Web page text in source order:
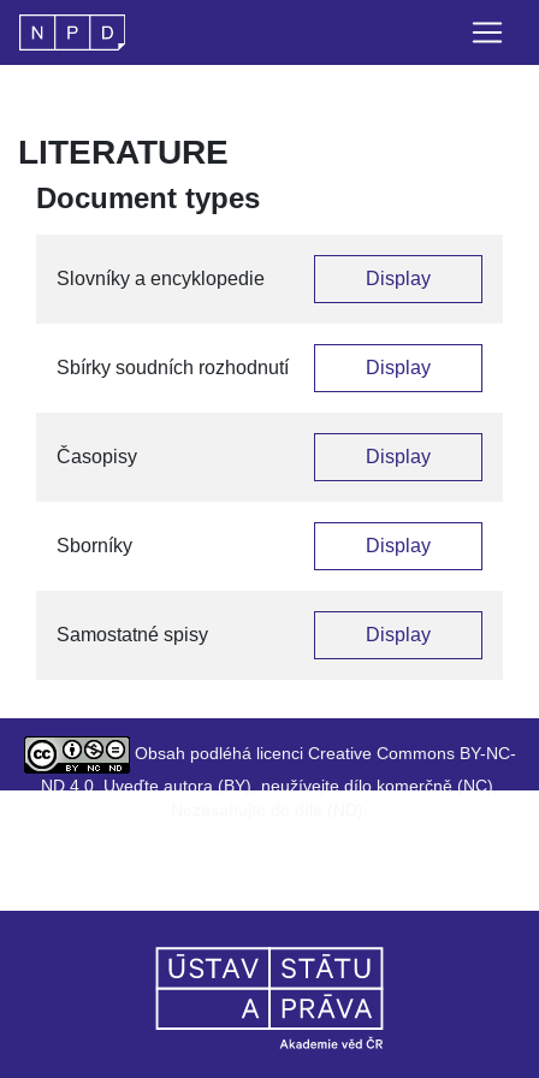
LITERATURE
Document types
Slovníky a encyklopedie Display
Sbírky soudních rozhodnutí Display
Časopisy Display
Sborníky Display
Samostatné spisy Display
Obsah podléhá licenci Creative Commons BY-NC-
ND 4.0. Uveďte autora (BY), neužívejte dílo komerčně (NC),